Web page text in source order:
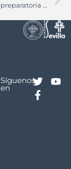
Convivencia preparatoria para el Sacramento de la Confirmación
Síguenos
en